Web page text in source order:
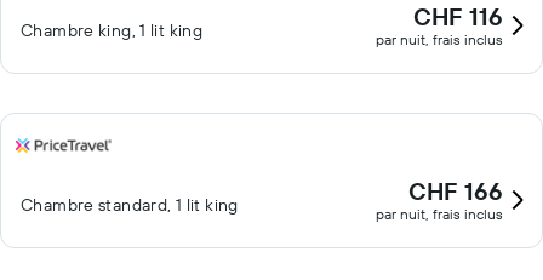
Chambre king, 1 lit king CHF 116
par nuit, frais inclus
Chambre standard, 1 lit king CHF 166
par nuit, frais inclus